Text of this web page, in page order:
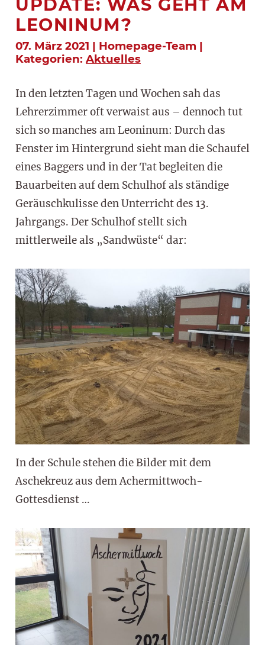
UPDATE: WAS GEHT AM
LEONINUM?
07. März 2021 | Homepage-Team |
Kategorien: Aktuelles
In den letzten Tagen und Wochen sah das
Lehrerzimmer oft verwaist aus – dennoch tut
sich so manches am Leoninum: Durch das
Fenster im Hintergrund sieht man die Schaufel
eines Baggers und in der Tat begleiten die
Bauarbeiten auf dem Schulhof als ständige
Geräuschkulisse den Unterricht des 13.
Jahrgangs. Der Schulhof stellt sich
mittlerweile als „Sandwüste“ dar:
In der Schule stehen die Bilder mit dem
Aschekreuz aus dem Achermittwoch-
Gottesdienst …